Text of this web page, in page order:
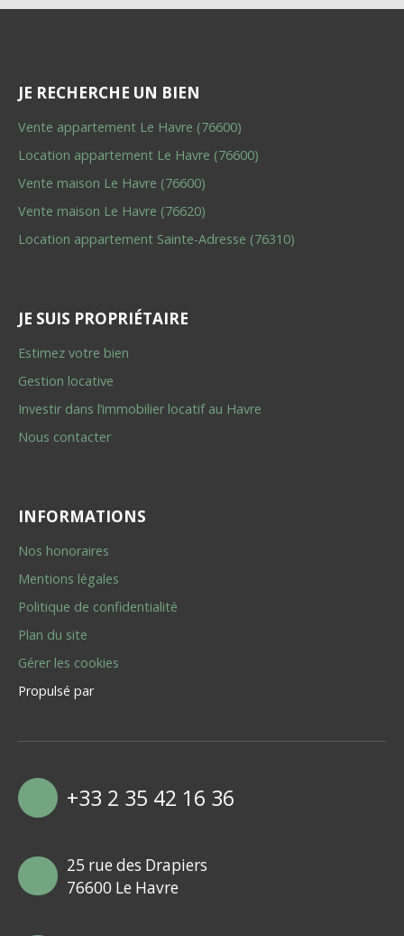
JE RECHERCHE UN BIEN
Vente appartement Le Havre (76600)
Location appartement Le Havre (76600)
Vente maison Le Havre (76600)
Vente maison Le Havre (76620)
Location appartement Sainte-Adresse (76310)
JE SUIS PROPRIÉTAIRE
Estimez votre bien
Gestion locative
Investir dans l’immobilier locatif au Havre
Nous contacter
INFORMATIONS
Nos honoraires
Mentions légales
Politique de confidentialité
Plan du site
Gérer les cookies
Propulsé par
+33 2 35 42 16 36
25 rue des Drapiers
76600 Le Havre